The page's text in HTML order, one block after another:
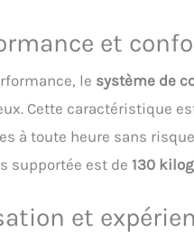
et
le système de
Cette caractéristique
à toute heure sans
supportée est de130
et